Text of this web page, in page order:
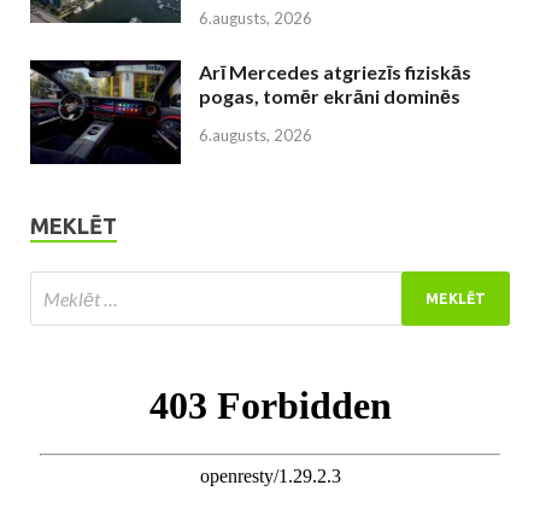
6.augusts, 2026
Arī Mercedes atgriezīs fiziskās
pogas, tomēr ekrāni dominēs
6.augusts, 2026
MEKLĒT